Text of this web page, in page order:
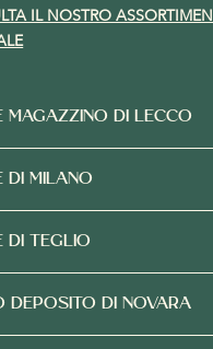
IL NOSTRO
MAGAZZINO DI LECCO
DI MILANO
DI TEGLIO
DEPOSITO DI NOVARA